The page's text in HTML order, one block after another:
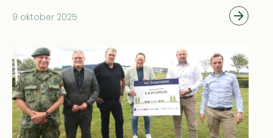
9 oktober 2025